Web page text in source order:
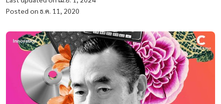
Posted on ธ.ค. 11, 2020